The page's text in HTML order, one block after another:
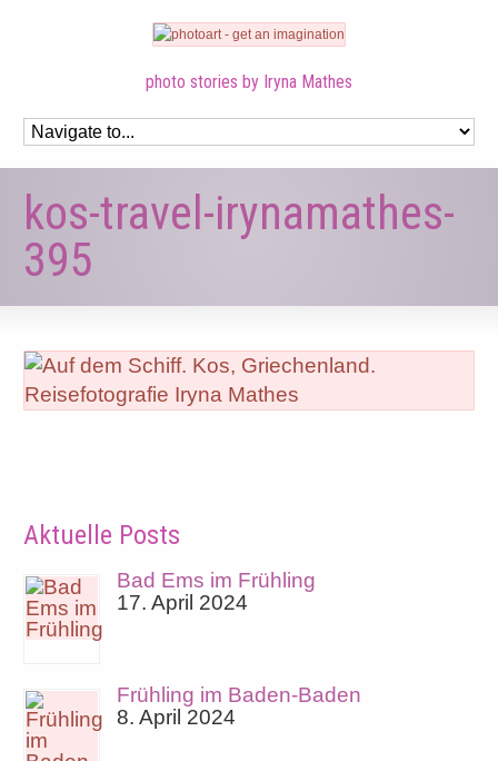
photo stories by Iryna Mathes
kos-travel-irynamathes-
395
Aktuelle Posts
Bad Ems im Frühling
17. April 2024
Frühling im Baden-Baden
8. April 2024